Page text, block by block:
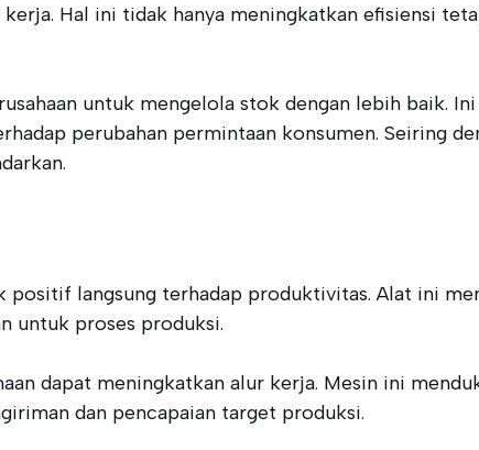
Hal ini tidak hanya meningkatkan efisiensi
untuk mengelola stok dengan lebih baik.
perubahan permintaan konsumen. Seiring
langsung terhadap produktivitas. Alat ini
untuk proses produksi.
dapat meningkatkan alur kerja. Mesin ini
dan pencapaian target produksi.